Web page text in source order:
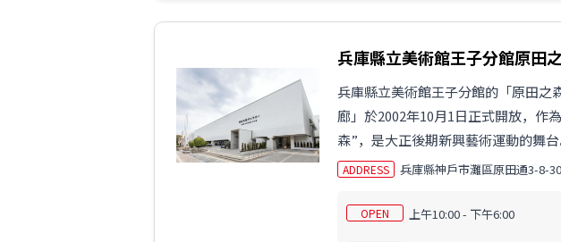
兵庫縣立美術館王子分館原田
兵庫縣立美術館王子分館的「原田之
廊」於2002年10月1日正式開放，作
森”，是大正後期新興藝術運動的舞
ADDRESS 兵庫縣神戶市灘區原田通3-8-30
OPEN 上午10:00 - 下午6:00